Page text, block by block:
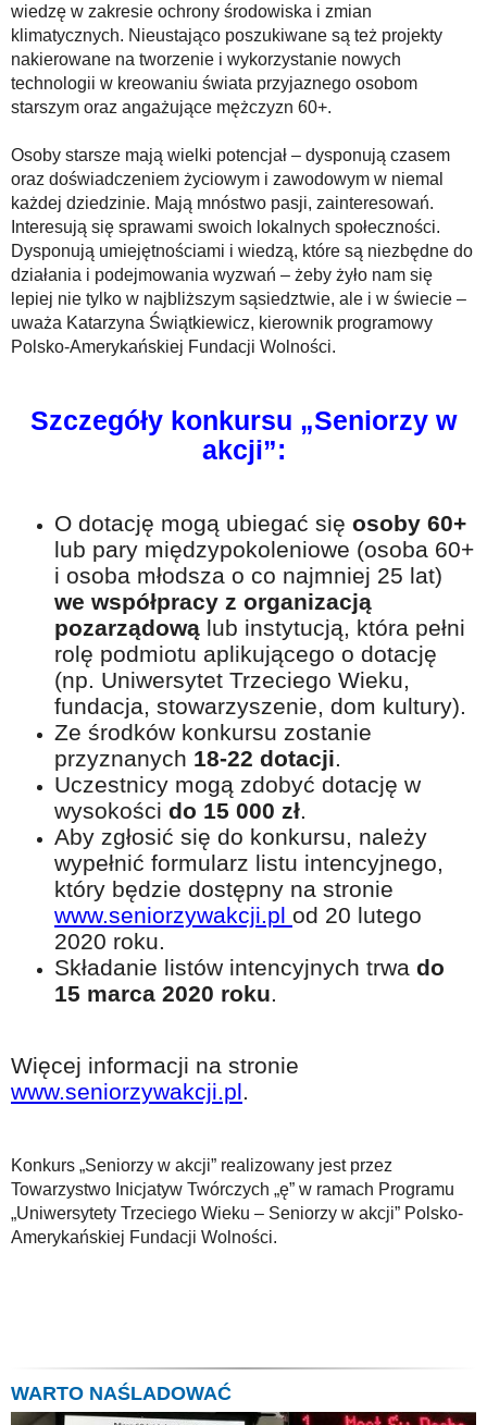
wiedzę w zakresie ochrony środowiska i zmian
klimatycznych. Nieustająco poszukiwane są też projekty
nakierowane na tworzenie i wykorzystanie nowych
technologii w kreowaniu świata przyjaznego osobom
starszym oraz angażujące mężczyzn 60+.
Osoby starsze mają wielki potencjał – dysponują czasem
oraz doświadczeniem życiowym i zawodowym w niemal
każdej dziedzinie. Mają mnóstwo pasji, zainteresowań.
Interesują się sprawami swoich lokalnych społeczności.
Dysponują umiejętnościami i wiedzą, które są niezbędne do
działania i podejmowania wyzwań – żeby żyło nam się
lepiej nie tylko w najbliższym sąsiedztwie, ale i w świecie –
uważa Katarzyna Świątkiewicz, kierownik programowy
Polsko-Amerykańskiej Fundacji Wolności.
Szczegóły konkursu „Seniorzy w
akcji”:
O dotację mogą ubiegać się osoby 60+
lub pary międzypokoleniowe (osoba 60+
i osoba młodsza o co najmniej 25 lat)
we współpracy z organizacją
pozarządową lub instytucją, która pełni
rolę podmiotu aplikującego o dotację
(np. Uniwersytet Trzeciego Wieku,
fundacja, stowarzyszenie, dom kultury).
Ze środków konkursu zostanie
przyznanych 18-22 dotacji.
Uczestnicy mogą zdobyć dotację w
wysokości do 15 000 zł.
Aby zgłosić się do konkursu, należy
wypełnić formularz listu intencyjnego,
który będzie dostępny na stronie
www.seniorzywakcji.pl od 20 lutego
2020 roku.
Składanie listów intencyjnych trwa do
15 marca 2020 roku.
Więcej informacji na stronie
www.seniorzywakcji.pl.
Konkurs „Seniorzy w akcji” realizowany jest przez
Towarzystwo Inicjatyw Twórczych „ę” w ramach Programu
„Uniwersytety Trzeciego Wieku – Seniorzy w akcji” Polsko-
Amerykańskiej Fundacji Wolności.
WARTO NAŚLADOWAĆ